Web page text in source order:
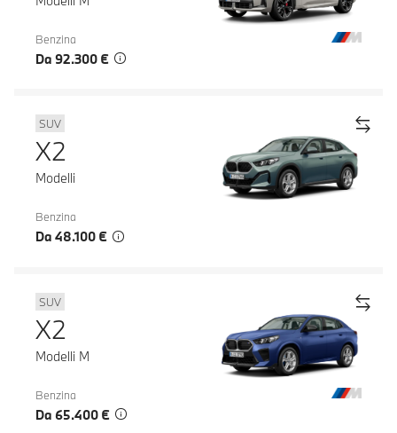
Benzina
Da 92.300 €
SUV
X2
Modelli
Benzina
Da 48.100 €
SUV
X2
Modelli M
Benzina
Da 65.400 €